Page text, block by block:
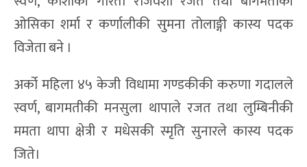
ओसिका शर्मा र कर्णालीकी सुमना तोलाङ्गी कास्य पदक
विजेता बने ।
अर्को महिला ४५ केजी विधामा गण्डकीकी करुणा गदालले
स्वर्ण, बागमतीकी मनसुला थापाले रजत तथा लुम्बिनीकी
ममता थापा क्षेत्री र मधेसकी स्मृति सुनारले कास्य पदक
जिते।